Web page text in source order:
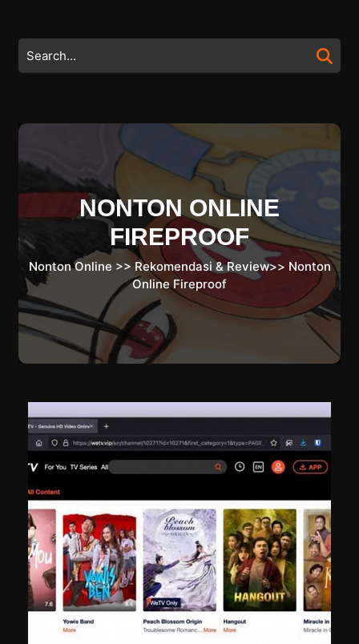
content
Search
for:
NONTON ONLINE
FIREPROOF
Nonton Online >> Rekomendasi & Review>> Nonton
Online Fireproof